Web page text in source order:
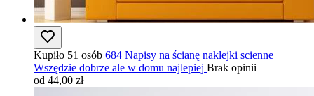
Kupiło 51 osób 684 Napisy na ścianę naklejki scienne
Wszędzie dobrze ale w domu najlepiej Brak opinii
od 44,00 zł